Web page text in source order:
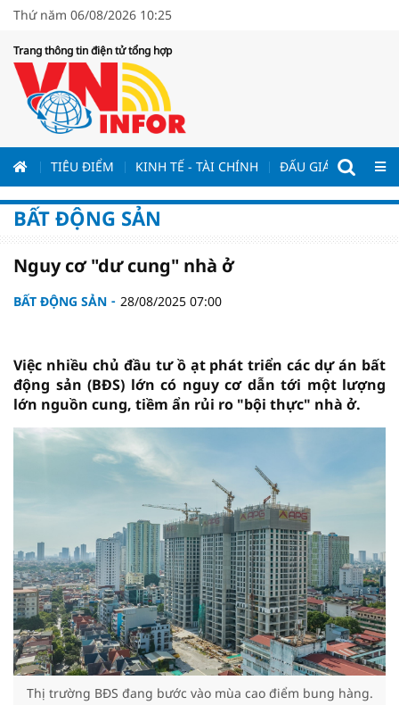
Thứ năm 06/08/2026 10:25
Trang thông tin điện tử tổng hợp
TIÊU ĐIỂM KINH TẾ - TÀI CHÍNH ĐẤU GIÁ - ĐẤU
BẤT ĐỘNG SẢN
Nguy cơ "dư cung" nhà ở
BẤT ĐỘNG SẢN 28/08/2025 07:00
Việc nhiều chủ đầu tư ồ ạt phát triển các dự án bất
động sản (BĐS) lớn có nguy cơ dẫn tới một lượng
lớn nguồn cung, tiềm ẩn rủi ro "bội thực" nhà ở.
Thị trường BĐS đang bước vào mùa cao điểm bung hàng.